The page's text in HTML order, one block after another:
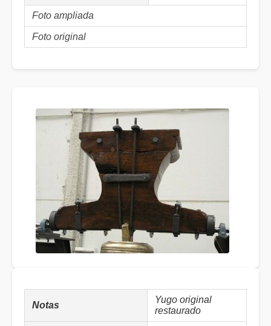
Foto ampliada
Foto original
Notas
Yugo original
restaurado